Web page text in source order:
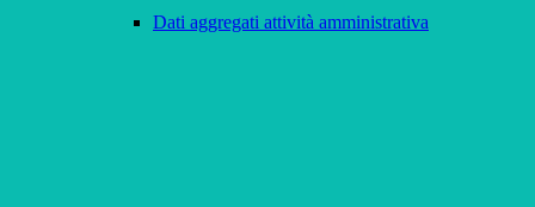
Dati aggregati attività amministrativa